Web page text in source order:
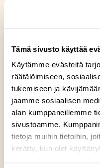
Tämä sivusto käyttää
Käytämme evästeitä
räätälöimiseen,
tukemiseen ja
jaamme sosiaalisen
alan kumppaneillemme
sivustoamme.
tietoja muihin tietoihin,
kerätty, kun olet
välipala tai jälkiruoka.
Ainesosat